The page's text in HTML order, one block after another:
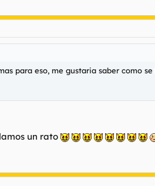
para eso, me gustaria saber como
un rato